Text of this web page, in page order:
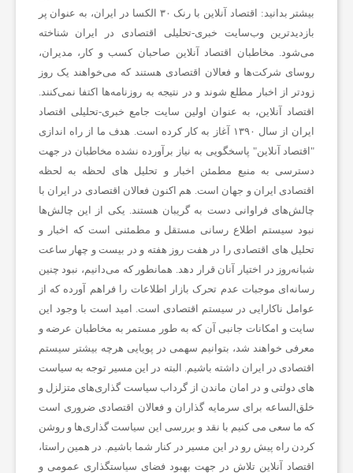
بیشتر بدانید:
اقتصاد آنلاین با رنک ۳۰ الکسا در ایران، به عنوان پر
بازدیدترین وب‌سایت خبری-تحلیلی اقتصادی در ایران شناخته
می‌شود. مخاطبان اقتصاد آنلاین صاحبان کسب و کار، مدیران،
روسای شرکت‌ها و فعالان اقتصادی هستند که می‌خواهند یک روز
زودتر از اخبار مطلع شوند و در نتیجه به روزنامه‌ها اکتفا نمی‌کنند.
اقتصاد آنلاین، به عنوان اولین سایت جامع خبری-تحلیلی اقتصاد
ایران از سال ۱۳۹۰ آغاز به کار کرده است. هدف ما از راه اندازی
"اقتصاد آنلاین" پاسخگویی به نیاز برآورده نشده مخاطبان در جهت
دسترسی به منبع مطمئن اخبار و تحلیل های لحظه به لحظه
اقتصادی ایران و جهان است. هم اکنون فعالان اقتصادی در ایران با
چالش‌های فراوانی دست به گریبان هستند. یکی از این چالش‌ها
نبود سیستم اطلاع رسانی مستقل و مطمئنی است که اخبار و
تحلیل های اقتصادی را در هفت روز هفته و در بیست و چهار ساعت
شبانه‌روز در اختیار آنان قرار دهد. همانطور که می‌دانیم، نبود چنین
رسانه‌ای موجبات عدم تحرک بازار اطلاعات را فراهم آورده که از
عوامل ناکارایی در سیستم اقتصادی است. امید است با وجود این
سایت و امکانات جانبی آن که به طور مستمر به مخاطبان عرضه و
معرفی خواهند شد، بتوانیم سهمی در پویایی هرچه بیشتر سیستم
اقتصادی در ایران داشته باشیم. البته در این مسیر توجه به سیاست
های دولتی و در امان ماندن از گرداب سیاست گذاری‌های متزلزل و
خلق‌الساعه برای سرمایه گذاران و فعالان اقتصادی ضروری است
که ما سعی می کنیم با نقد و بررسی این سیاست گذاری‌ها و روشن
کردن راه پیش رو در این مسیر در کنار شما باشیم. در همین راستا،
اقتصاد آنلاین تلاش در جهت بهبود فضای سیاستگذاری عمومی و